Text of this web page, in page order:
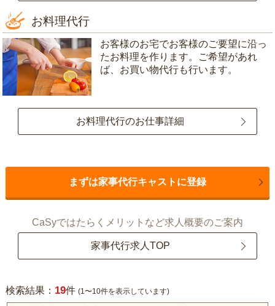
お料理代行
お客様のお宅でお客様のご要望に沿っ
たお料理を作ります。ご希望があれ
ば、お買い物代行も行います。
お料理代行のお仕事詳細
まずは家事代行キャストに登録
CaSyではたらくメリットなど求人概要のご案内
家事代行求人TOP
検索結果： 19件 (1〜10件を表示しています)